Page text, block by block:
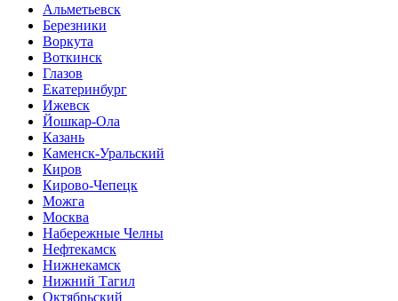
Альметьевск
Березники
Воркута
Воткинск
Глазов
Екатеринбург
Ижевск
Йошкар-Ола
Казань
Каменск-Уральский
Киров
Кирово-Чепецк
Можга
Москва
Набережные Челны
Нефтекамск
Нижнекамск
Нижний Тагил
Октябрьский